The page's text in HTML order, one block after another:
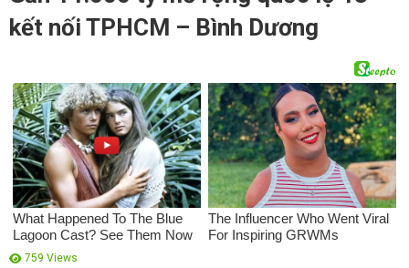
kết nối TPHCM – Bình Dương
759 Views